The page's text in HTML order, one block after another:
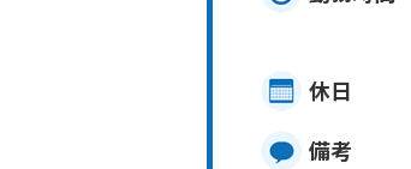
休日
備考